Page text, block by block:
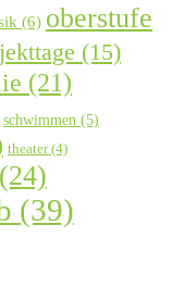
(6) oberstufe
(15)
(21)
schwimmen (5)
theater(4)
(24)
(39)